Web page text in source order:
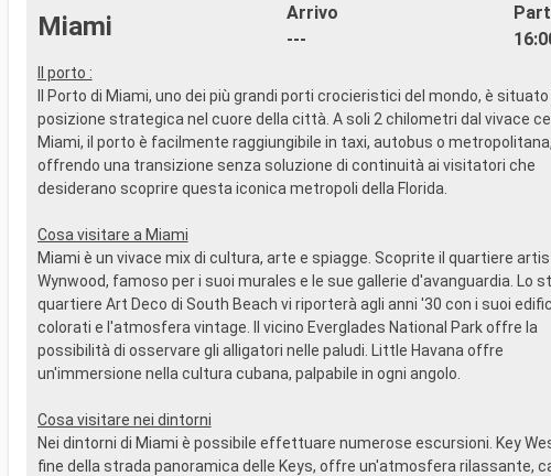
Miami
Arrivo
---
Il porto :
Il Porto di Miami, uno dei più grandi porti crocieristici del mondo, è situato
posizione strategica nel cuore della città. A soli 2 chilometri dal vivace
Miami, il porto è facilmente raggiungibile in taxi, autobus o metropolitana,
offrendo una transizione senza soluzione di continuità ai visitatori che
desiderano scoprire questa iconica metropoli della Florida.
Cosa visitare a Miami
Miami è un vivace mix di cultura, arte e spiagge. Scoprite il quartiere
Wynwood, famoso per i suoi murales e le sue gallerie d'avanguardia. Lo
quartiere Art Deco di South Beach vi riporterà agli anni '30 con i suoi
colorati e l'atmosfera vintage. Il vicino Everglades National Park offre la
possibilità di osservare gli alligatori nelle paludi. Little Havana offre
un'immersione nella cultura cubana, palpabile in ogni angolo.
Cosa visitare nei dintorni
Nei dintorni di Miami è possibile effettuare numerose escursioni. Key
fine della strada panoramica delle Keys, offre un'atmosfera rilassante,